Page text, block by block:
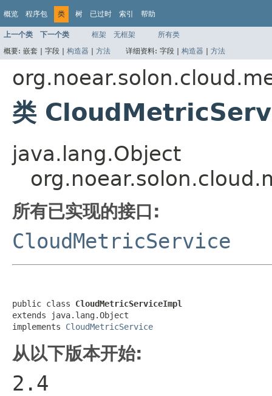
概览 程序包 类 树 已过时 索引 帮助
上一个类 下一个类 框架 无框架
所有类
概要: 嵌套 | 字段 | 构造器 | 方法 详细资料: 字段 | 构造器 | 方法
类
java.lang.Object
所有已实现的接口:
CloudMetricService
public class CloudMetricServiceImpl
extends java.lang.Object
implements CloudMetricService
从以下版本开始:
2.4